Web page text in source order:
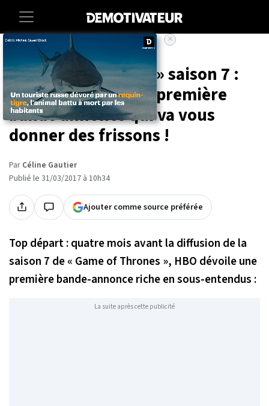
Entertainment
« Game of Thrones » saison 7 :
voici enfin la toute première
bande annonce qui va vous
donner des frissons !
Par Céline Gautier
Publié le 31/03/2017 à 10h34
Ajouter comme source préférée
Top départ : quatre mois avant la diffusion de la
saison 7 de « Game of Thrones », HBO dévoile une
première bande-annonce riche en sous-entendus :
La suite après cette publicité
×